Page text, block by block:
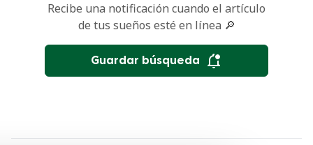
Recibe una notificación cuando el artículo
de tus sueños esté en línea 🔎
Guardar búsqueda